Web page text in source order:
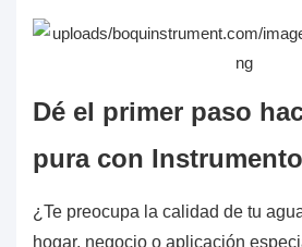
Dé el primer paso
pura con
¿Te preocupa la calidad de tu
hogar, negocio o aplicación